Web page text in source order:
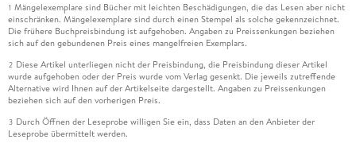
1 Mängelexemplare sind Bücher mit leichten Beschädigungen, die das Lesen aber nicht
einschränken. Mängelexemplare sind durch einen Stempel als solche gekennzeichnet.
Die frühere Buchpreisbindung ist aufgehoben. Angaben zu Preissenkungen beziehen
sich auf den gebundenen Preis eines mangelfreien Exemplars.
2 Diese Artikel unterliegen nicht der Preisbindung, die Preisbindung dieser Artikel
wurde aufgehoben oder der Preis wurde vom Verlag gesenkt. Die jeweils zutreffende
Alternative wird Ihnen auf der Artikelseite dargestellt. Angaben zu Preissenkungen
beziehen sich auf den vorherigen Preis.
3 Durch Öffnen der Leseprobe willigen Sie ein, dass Daten an den Anbieter der
Leseprobe übermittelt werden.